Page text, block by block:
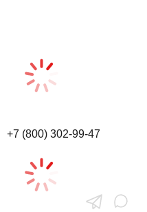
+7 (800) 302-99-47